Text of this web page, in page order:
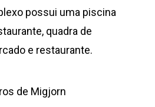
possui uma piscina
quadra de
e restaurante.
de Migjorn